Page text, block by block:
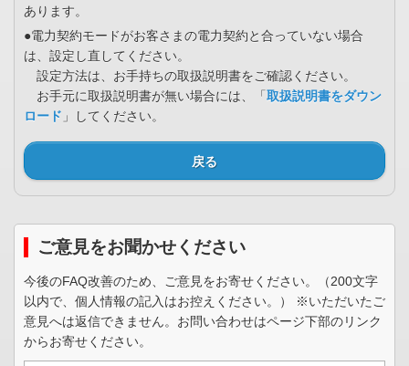
あります。
●電力契約モードがお客さまの電力契約と合っていない場合
は、設定し直してください。
設定方法は、お手持ちの取扱説明書をご確認ください。
お手元に取扱説明書が無い場合には、「 取扱説明書をダウン
ロード 」してください。
戻る
ご意見をお聞かせください
今後のFAQ改善のため、ご意見をお寄せください。（200文字
以内で、個人情報の記入はお控えください。） ※いただいたご
意見へは返信できません。お問い合わせはページ下部のリンク
からお寄せください。